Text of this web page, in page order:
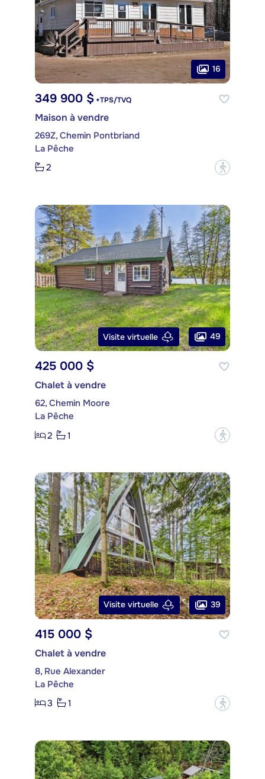
16
349 900 $ +TPS/TVQ
Maison à vendre
269Z, Chemin Pontbriand
La Pêche
2
?
Visite virtuelle 49
425 000 $
Chalet à vendre
62, Chemin Moore
La Pêche
2
1 ?
Visite virtuelle 39
415 000 $
Chalet à vendre
8, Rue Alexander
La Pêche
3
1 ?